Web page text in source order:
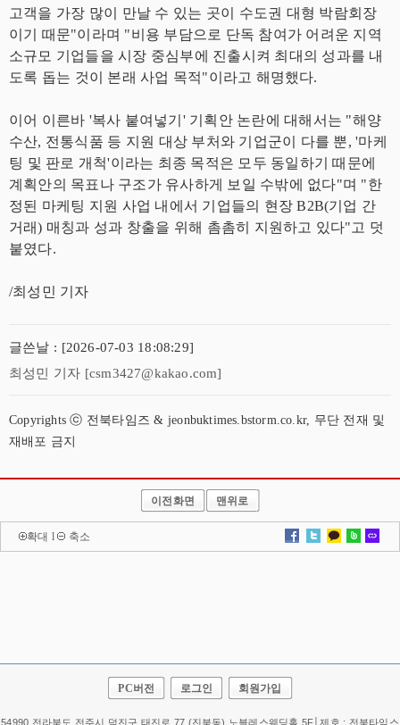
고객을 가장 많이 만날 수 있는 곳이 수도권 대형 박람회장
이기 때문"이라며 "비용 부담으로 단독 참여가 어려운 지역
소규모 기업들을 시장 중심부에 진출시켜 최대의 성과를 내
도록 돕는 것이 본래 사업 목적"이라고 해명했다.
이어 이른바 '복사 붙여넣기' 기획안 논란에 대해서는 "해양
수산, 전통식품 등 지원 대상 부처와 기업군이 다를 뿐, '마케
팅 및 판로 개척'이라는 최종 목적은 모두 동일하기 때문에
계획안의 목표나 구조가 유사하게 보일 수밖에 없다"며 "한
정된 마케팅 지원 사업 내에서 기업들의 현장 B2B(기업 간
거래) 매칭과 성과 창출을 위해 촘촘히 지원하고 있다"고 덧
붙였다.
/최성민 기자
글쓴날 : [2026-07-03 18:08:29]
최성민 기자 [csm3427@kakao.com]
Copyrights ⓒ 전북타임즈 & jeonbuktimes.bstorm.co.kr, 무단 전재 및
재배포 금지
이전화면 맨위로
확대 l 축소
PC버전 로그인 회원가입
54990 전라북도 전주시 덕진구 태진로 77 (진북동) 노블레스웨딩홀 5F│제호 : 전북타임스